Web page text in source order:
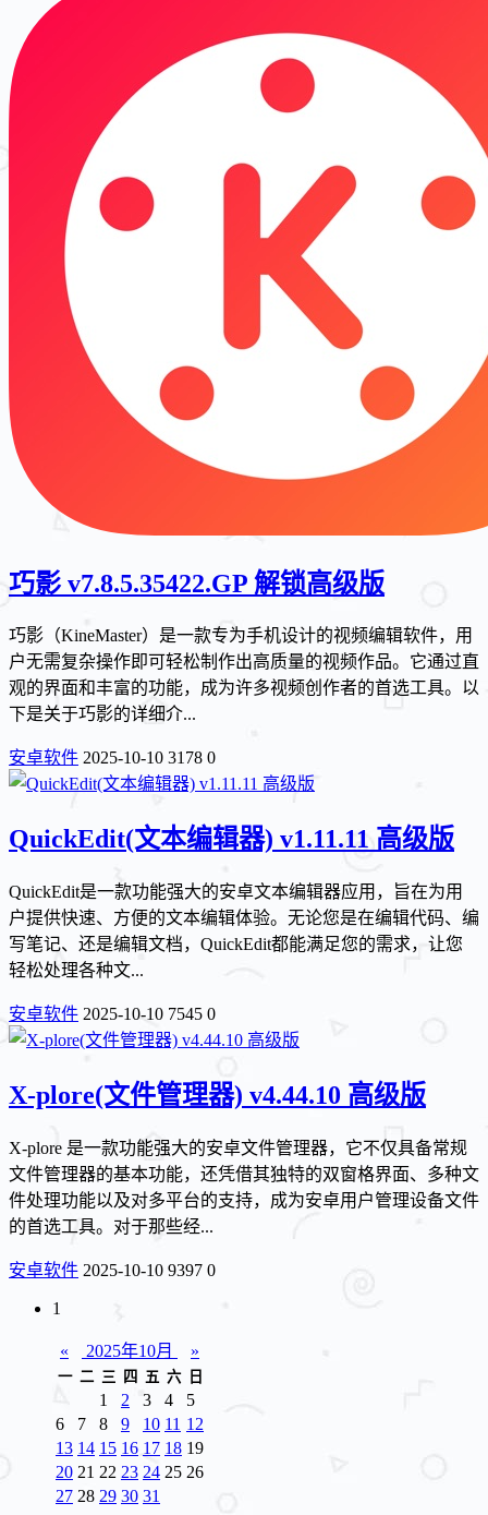
巧影 v7.8.5.35422.GP 解锁高级版
巧影（KineMaster）是一款专为手机设计的视频编辑软件，用
户无需复杂操作即可轻松制作出高质量的视频作品。它通过直
观的界面和丰富的功能，成为许多视频创作者的首选工具。以
下是关于巧影的详细介...
安卓软件 2025-10-10 3178 0
QuickEdit(文本编辑器) v1.11.11 高级版
QuickEdit是一款功能强大的安卓文本编辑器应用，旨在为用
户提供快速、方便的文本编辑体验。无论您是在编辑代码、编
写笔记、还是编辑文档，QuickEdit都能满足您的需求，让您
轻松处理各种文...
安卓软件 2025-10-10 7545 0
X-plore(文件管理器) v4.44.10 高级版
X-plore 是一款功能强大的安卓文件管理器，它不仅具备常规
文件管理器的基本功能，还凭借其独特的双窗格界面、多种文
件处理功能以及对多平台的支持，成为安卓用户管理设备文件
的首选工具。对于那些经...
安卓软件 2025-10-10 9397 0
1
« 2025年10月 »
一 二 三 四 五 六 日
1 2 3 4
5
6
7 8 9 10 11 12
13 14 15 16 17 18 19
20 21 22 23 24 25 26
27 28 29 30 31